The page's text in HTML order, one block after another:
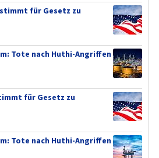
stimmt für Gesetz zu
Tote nach Huthi-Angriffen
für Gesetz zu
Tote nach Huthi-Angriffen